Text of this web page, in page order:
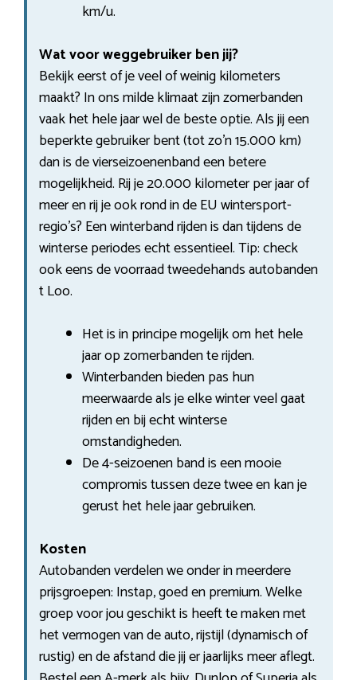
km/u.
Wat voor weggebruiker ben jij?
Bekijk eerst of je veel of weinig kilometers
maakt? In ons milde klimaat zijn zomerbanden
vaak het hele jaar wel de beste optie. Als jij een
beperkte gebruiker bent (tot zo’n 15.000 km)
dan is de vierseizoenenband een betere
mogelijkheid. Rij je 20.000 kilometer per jaar of
meer en rij je ook rond in de EU wintersport-
regio’s? Een winterband rijden is dan tijdens de
winterse periodes echt essentieel. Tip: check
ook eens de voorraad tweedehands autobanden
t Loo.
Het is in principe mogelijk om het hele
jaar op zomerbanden te rijden.
Winterbanden bieden pas hun
meerwaarde als je elke winter veel gaat
rijden en bij echt winterse
omstandigheden.
De 4-seizoenen band is een mooie
compromis tussen deze twee en kan je
gerust het hele jaar gebruiken.
Kosten
Autobanden verdelen we onder in meerdere
prijsgroepen: Instap, goed en premium. Welke
groep voor jou geschikt is heeft te maken met
het vermogen van de auto, rijstijl (dynamisch of
rustig) en de afstand die jij er jaarlijks meer aflegt.